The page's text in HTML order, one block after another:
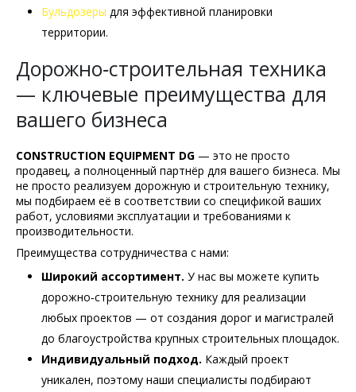
Бульдозеры для эффективной планировки
территории.
Дорожно‑строительная техника
— ключевые преимущества для
вашего бизнеса
CONSTRUCTION EQUIPMENT DG — это не просто
продавец, а полноценный партнёр для вашего бизнеса. Мы
не просто реализуем дорожную и строительную технику,
мы подбираем её в соответствии со спецификой ваших
работ, условиями эксплуатации и требованиями к
производительности.
Преимущества сотрудничества с нами:
Широкий ассортимент. У нас вы можете купить
дорожно‑строительную технику для реализации
любых проектов — от создания дорог и магистралей
до благоустройства крупных строительных площадок.
Индивидуальный подход. Каждый проект
уникален, поэтому наши специалисты подбирают